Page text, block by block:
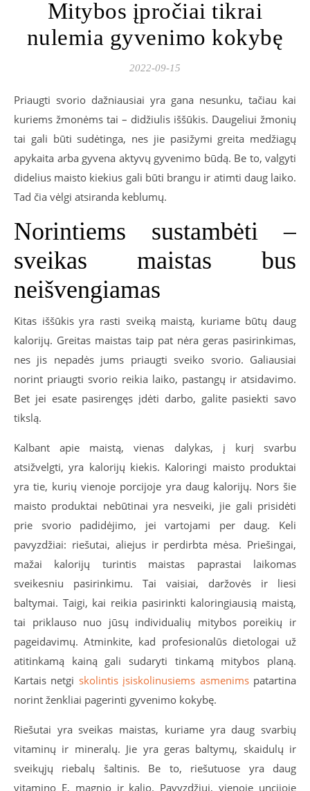
Mitybos įpročiai tikrai
nulemia gyvenimo kokybę
2022-09-15
Priaugti svorio dažniausiai yra gana nesunku, tačiau kai
kuriems žmonėms tai – didžiulis iššūkis. Daugeliui žmonių
tai gali būti sudėtinga, nes jie pasižymi greita medžiagų
apykaita arba gyvena aktyvų gyvenimo būdą. Be to, valgyti
didelius maisto kiekius gali būti brangu ir atimti daug laiko.
Tad čia vėlgi atsiranda keblumų.
Norintiems sustambėti –
sveikas maistas bus
neišvengiamas
Kitas iššūkis yra rasti sveiką maistą, kuriame būtų daug
kalorijų. Greitas maistas taip pat nėra geras pasirinkimas,
nes jis nepadės jums priaugti sveiko svorio. Galiausiai
norint priaugti svorio reikia laiko, pastangų ir atsidavimo.
Bet jei esate pasirengęs įdėti darbo, galite pasiekti savo
tikslą.
Kalbant apie maistą, vienas dalykas, į kurį svarbu
atsižvelgti, yra kalorijų kiekis. Kaloringi maisto produktai
yra tie, kurių vienoje porcijoje yra daug kalorijų. Nors šie
maisto produktai nebūtinai yra nesveiki, jie gali prisidėti
prie svorio padidėjimo, jei vartojami per daug. Keli
pavyzdžiai: riešutai, aliejus ir perdirbta mėsa. Priešingai,
mažai kalorijų turintis maistas paprastai laikomas
sveikesniu pasirinkimu. Tai vaisiai, daržovės ir liesi
baltymai. Taigi, kai reikia pasirinkti kaloringiausią maistą,
tai priklauso nuo jūsų individualių mitybos poreikių ir
pageidavimų. Atminkite, kad profesionalūs dietologai už
atitinkamą kainą gali sudaryti tinkamą mitybos planą.
Kartais netgi skolintis įsiskolinusiems asmenimspatartina
norint ženkliai pagerinti gyvenimo kokybę.
Riešutai yra sveikas maistas, kuriame yra daug svarbių
vitaminų ir mineralų. Jie yra geras baltymų, skaidulų ir
sveikųjų riebalų šaltinis. Be to, riešutuose yra daug
vitamino E, magnio ir kalio. Pavyzdžiui, vienoje uncijoje